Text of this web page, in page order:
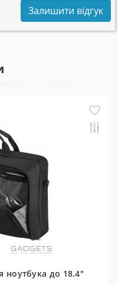
Залишити відгук
ноутбука до 18.4"